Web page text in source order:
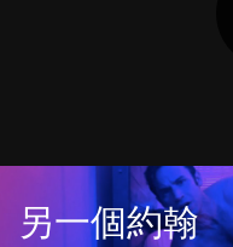
另一個約翰